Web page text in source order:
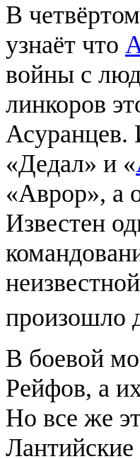
В
узнаёт что
войны с
линкоров
Асуранцев.
«Дедал» и «
«Аврор», а
Известен
произошло
В боевой
Рейфов, а
Но все же